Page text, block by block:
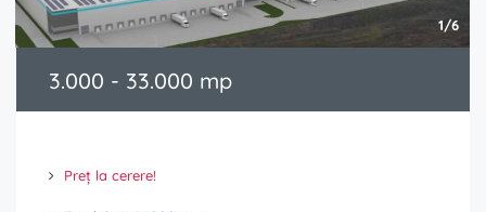
1/6
3.000 - 33.000 mp
Preț la cerere!